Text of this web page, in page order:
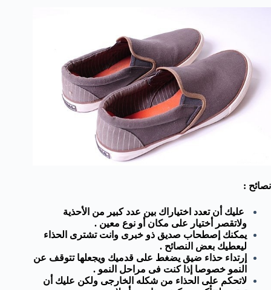
نصائح :
عليك أن تعدد اختياراك بين عدد كبير من الأحذية
ولاتقصر أختيار على مكان أو نوع معين .
يمكنك إصطحاب صديق ذو خبرى وانت تشترى الحذاء
ليعطيك بعض النصائح .
إرتداء حذاء ضيق يضغط على قدميك ويجعلها تتوقف عن
النمو خصوصا إذا كنت فى مراحل النمو .
لاتحكم على الحذاء من شكله الخارجى ولكن عليك أن